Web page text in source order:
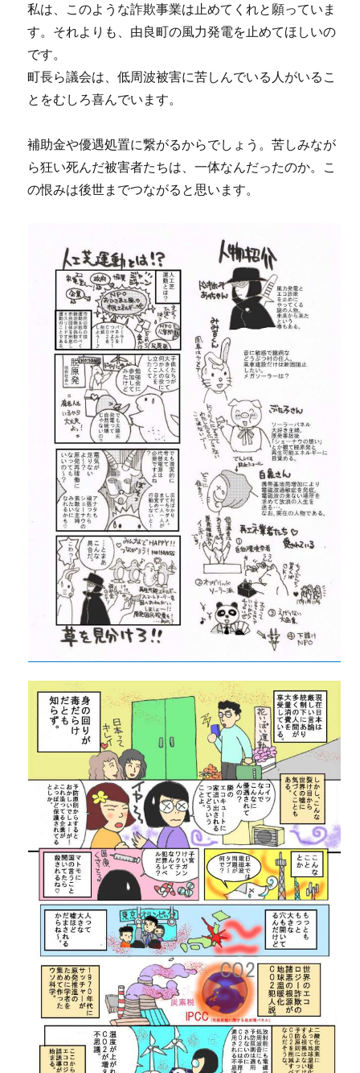
私は、このような詐欺事業は止めてくれと願っていま
す。それよりも、由良町の風力発電を止めてほしいの
です。
町長ら議会は、低周波被害に苦しんでいる人がいるこ
とをむしろ喜んでいます。
補助金や優遇処置に繋がるからでしょう。苦しみなが
ら狂い死んだ被害者たちは、一体なんだったのか。こ
の恨みは後世までつながると思います。